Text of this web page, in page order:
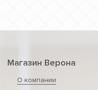
Магазин Верона
О компании